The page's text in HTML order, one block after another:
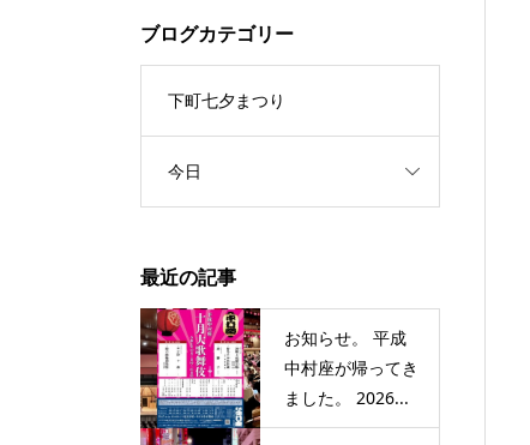
ブログカテゴリー
下町七夕まつり
今日
最近の記事
お知らせ。 平成
中村座が帰ってき
ました。 2026...